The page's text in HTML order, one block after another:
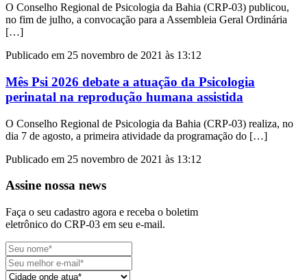
O Conselho Regional de Psicologia da Bahia (CRP-03) publicou,
no fim de julho, a convocação para a Assembleia Geral Ordinária
[…]
Publicado em 25 novembro de 2021 às 13:12
Mês Psi 2026 debate a atuação da Psicologia
perinatal na reprodução humana assistida
O Conselho Regional de Psicologia da Bahia (CRP-03) realiza, no
dia 7 de agosto, a primeira atividade da programação do […]
Publicado em 25 novembro de 2021 às 13:12
Assine nossa news
Faça o seu cadastro agora e receba o boletim
eletrônico do CRP-03 em seu e-mail.